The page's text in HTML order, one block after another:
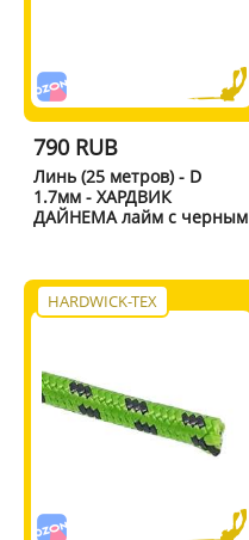
790 RUB
Линь (25 метров) - D
1.7мм - ХАРДВИК
ДАЙНЕМА лайм с черным
HARDWICK-TEX